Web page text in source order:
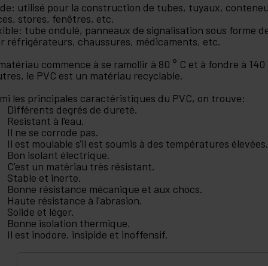
utilisé pour la construction de tubes, tuyaux,
stores, fenêtres, etc.
tube ondulé, panneaux de signalisation sous forme
réfrigérateurs, chaussures, médicaments, etc.
commence à se ramollir à 80 ° C et à fondre à
le PVC est un matériau recyclable.
les principales caractéristiques du PVC, on trouve:
Différents degrés de dureté.
Resistant à l'eau.
Il ne se corrode pas.
Il est moulable s'il est soumis à des températures élevées.
Bon isolant électrique.
C'est un matériau très résistant.
Stable et inerte.
Bonne résistance mécanique et aux chocs.
Haute résistance à l'abrasion.
Solide et léger.
Bonne isolation thermique.
Il est inodore, insipide et inoffensif.